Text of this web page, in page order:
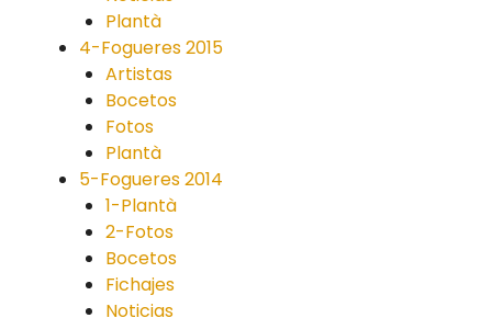
Plantà
4-Fogueres 2015
Artistas
Bocetos
Fotos
Plantà
5-Fogueres 2014
1-Plantà
2-Fotos
Bocetos
Fichajes
Noticias